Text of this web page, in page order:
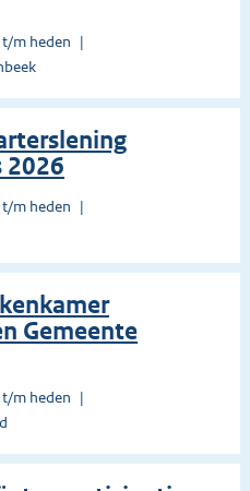
m heden
2026
m heden
Gemeente
m heden